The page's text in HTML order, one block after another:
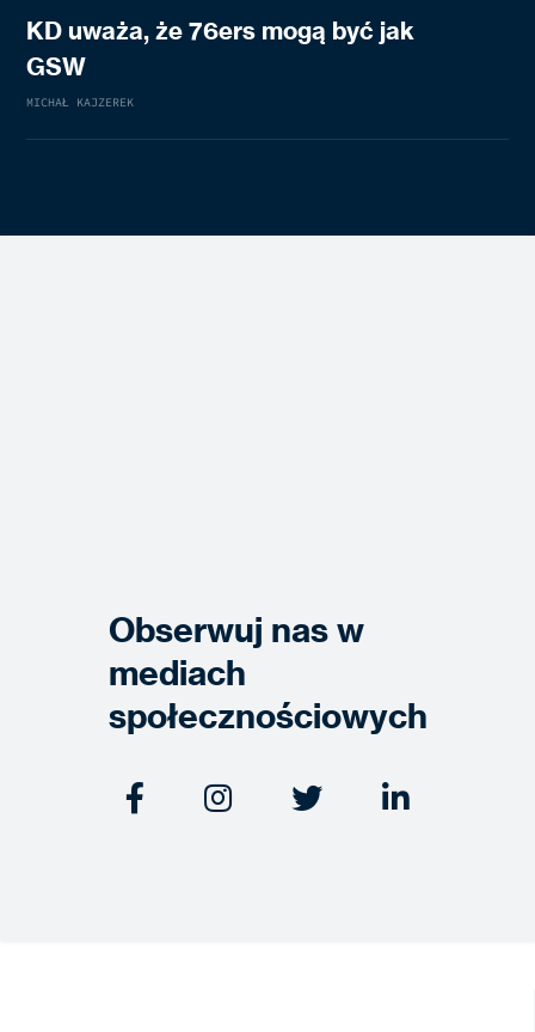
KD uważa, że 76ers mogą być jak
GSW
MICHAŁ KAJZEREK
Obserwuj nas w
mediach
społecznościowych
   